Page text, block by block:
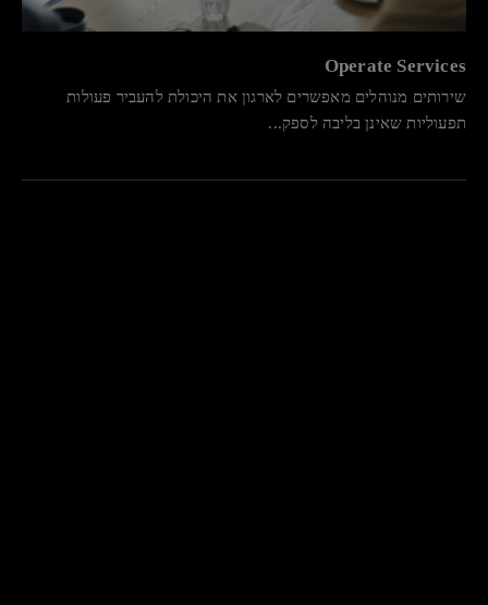
Operate Services
שירותים מנוהלים מאפשרים לארגון את היכולת להעביר פעולות
תפעוליות שאינן בליבה לספק...